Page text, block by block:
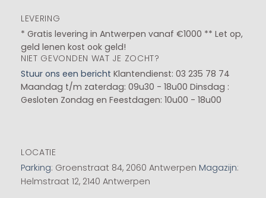
LEVERING
* Gratis levering in Antwerpen vanaf €1000 ** Let op,
geld lenen kost ook geld!
NIET GEVONDEN WAT JE ZOCHT?
Stuur ons een bericht Klantendienst: 03 235 78 74
Maandag t/m zaterdag: 09u30 - 18u00 Dinsdag :
Gesloten Zondag en Feestdagen: 10u00 - 18u00
LOCATIE
Parking: Groenstraat 84, 2060 Antwerpen Magazijn:
Helmstraat 12, 2140 Antwerpen